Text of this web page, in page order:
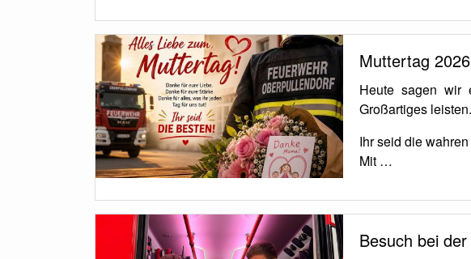
Muttertag 2026
Heute sagen wir
Großartiges leisten.
Ihr seid die
Mit …
Besuch bei